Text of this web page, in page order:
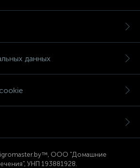
данных
by™, ООО "Домашние
УНП 193881928.